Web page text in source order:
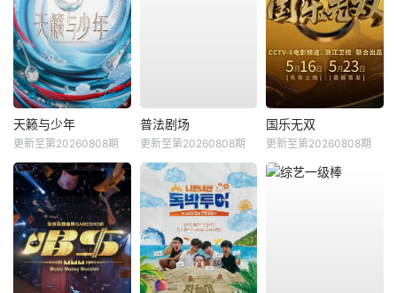
天籁与少年
更新至第20260808期
普法剧场
更新至第20260808期
国乐无双
更新至第20260808期